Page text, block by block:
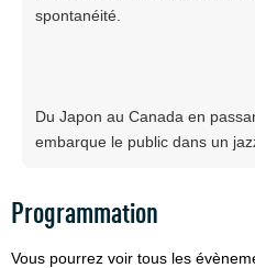
spontanéité.
Du Japon au Canada en
embarque le public dans un
Programmation
Vous pourrez voir tous les